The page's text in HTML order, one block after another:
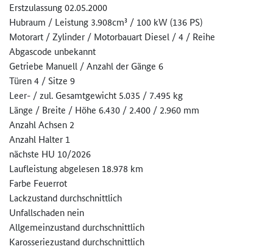
Erstzulassung 02.05.2000
Hubraum / Leistung 3.908cm³ / 100 kW (136 PS)
Motorart / Zylinder / Motorbauart Diesel / 4 / Reihe
Abgascode unbekannt
Getriebe Manuell / Anzahl der Gänge 6
Türen 4 / Sitze 9
Leer- / zul. Gesamtgewicht 5.035 / 7.495 kg
Länge / Breite / Höhe 6.430 / 2.400 / 2.960 mm
Anzahl Achsen 2
Anzahl Halter 1
nächste HU 10/2026
Laufleistung abgelesen 18.978 km
Farbe Feuerrot
Lackzustand durchschnittlich
Unfallschaden nein
Allgemeinzustand durchschnittlich
Karosseriezustand durchschnittlich